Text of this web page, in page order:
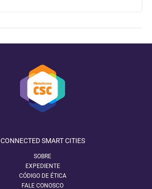
CONNECTED SMART CITIES
SOBRE
EXPEDIENTE
CÓDIGO DE ÉTICA
FALE CONOSCO